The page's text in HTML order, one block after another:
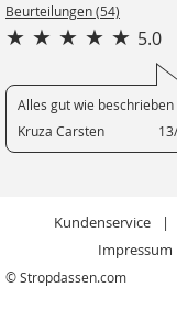
Beurteilungen (54)
5.0
Alles gut wie beschrieben
Kruza Carsten
Kundenservice
Impressum
© Stropdassen.com